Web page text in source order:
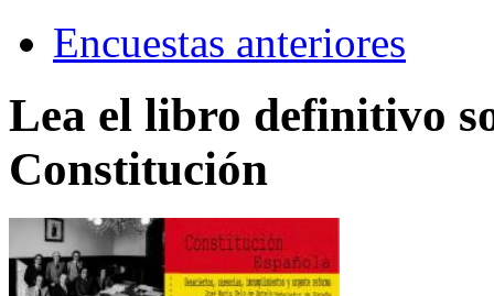
Encuestas anteriores
Lea el libro definitivo
Constitución